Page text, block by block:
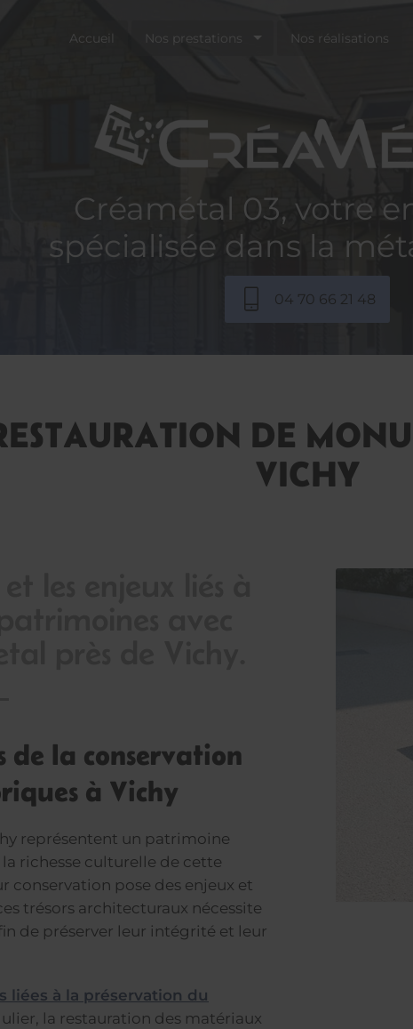
Créamétal 03, votre
spécialisée dans la
04 70 66 21 48
Accueil Nos prestations Nos réalisations
DE
VICHY
de la conservation
à Vichy
représentent un patrimoine
richesse culturelle de cette
conservation pose des enjeux et
trésors architecturaux nécessite
de préserver leur intégrité et leur
liées à la préservation du
la restauration des matériaux